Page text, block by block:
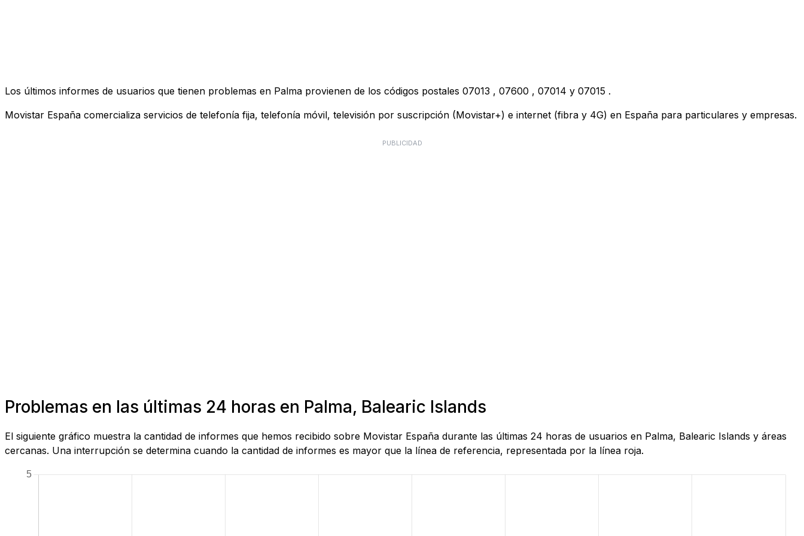
Los últimos informes de usuarios que tienen problemas en Palma provienen de los códigos postales 07013 , 07600 , 07014 y 07015 .
Movistar España comercializa servicios de telefonía fija, telefonía móvil, televisión por suscripción (Movistar+) e internet (fibra y 4G) en España para particulares y empresas.
PUBLICIDAD
Problemas en las últimas 24 horas en Palma, Balearic Islands
El siguiente gráfico muestra la cantidad de informes que hemos recibido sobre Movistar España durante las últimas 24 horas de usuarios en Palma, Balearic Islands y áreas
cercanas. Una interrupción se determina cuando la cantidad de informes es mayor que la línea de referencia, representada por la línea roja.